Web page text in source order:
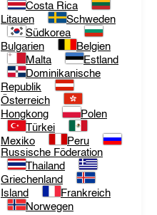
Costa Rica
Litauen
Schweden
Südkorea
Bulgarien
Belgien
Malta
Estland
Dominikanische
Republik
Österreich
Hongkong
Polen
Türkei
Mexiko
Peru
Russische Föderation
Thailand
Griechenland
Island
Frankreich
Norwegen